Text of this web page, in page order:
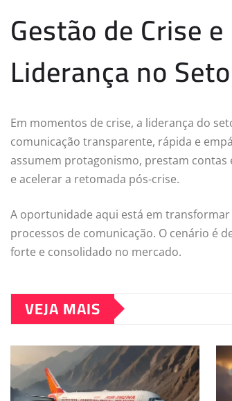
Gestão de Crise
Liderança no
Em momentos de crise, a liderança do
comunicação transparente, rápida e
assumem protagonismo, prestam
e acelerar a retomada pós-crise.
A oportunidade aqui está em
processos de comunicação. O cenário é
forte e consolidado no mercado.
VEJA MAIS